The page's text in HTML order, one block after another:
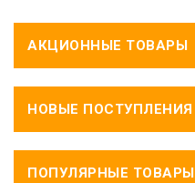
АКЦИОННЫЕ ТОВАРЫ
НОВЫЕ ПОСТУПЛЕНИЯ
ПОПУЛЯРНЫЕ ТОВАРЫ